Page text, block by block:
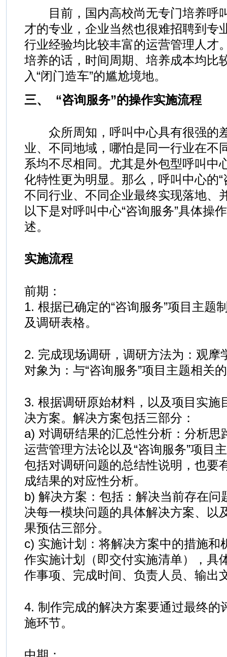
目前，国内高校尚无专门培养呼
才的专业，企业当然也很难招聘到专
行业经验均比较丰富的运营管理人才
培养的话，时间周期、培养成本均比
入“闭门造车”的尴尬境地。
三、 “咨询服务”的操作实施流程
众所周知，呼叫中心具有很强的
业、不同地域，哪怕是同一行业在不
系均不尽相同。尤其是外包型呼叫中
化特性更为明显。那么，呼叫中心的
不同行业、不同企业最终实现落地、
以下是对呼叫中心“咨询服务”具体操
述。
实施流程
前期：
1. 根据已确定的“咨询服务”项目主题
及调研表格。
2. 完成现场调研，调研方法为：观摩
对象为：与“咨询服务”项目主题相关
3. 根据调研原始材料，以及项目实施
决方案。解决方案包括三部分：
a) 对调研结果的汇总性分析：分析思
运营管理方法论以及“咨询服务”项目
包括对调研问题的总结性说明，也要
成结果的对应性分析。
b) 解决方案：包括：解决当前存在问
决每一模块问题的具体解决方案、以
果预估三部分。
c) 实施计划：将解决方案中的措施和
作实施计划（即交付实施清单），具
作事项、完成时间、负责人员、输出
4. 制作完成的解决方案要通过最终的
施环节。